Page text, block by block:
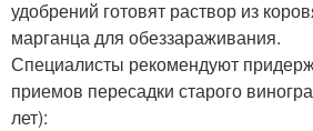
удобрений готовят раствор из
марганца для обеззараживания.
Специалисты рекомендуют
приемов пересадки старого
лет):